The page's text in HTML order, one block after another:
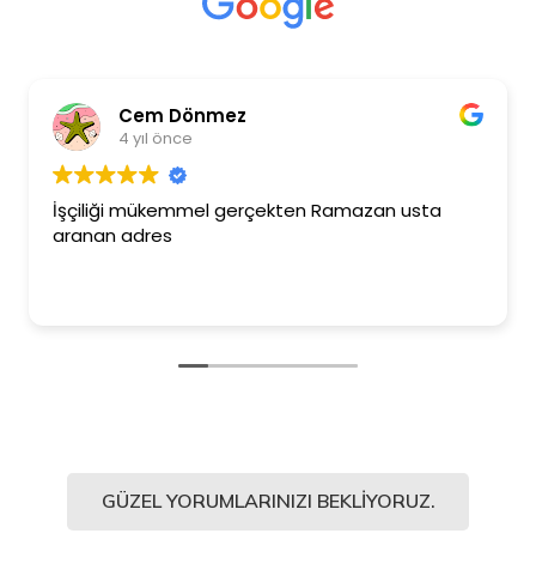
Cem Dönmez
4 yıl önce
İşçiliği mükemmel gerçekten Ramazan usta
aranan adres
GÜZEL YORUMLARINIZI BEKLIYORUZ.